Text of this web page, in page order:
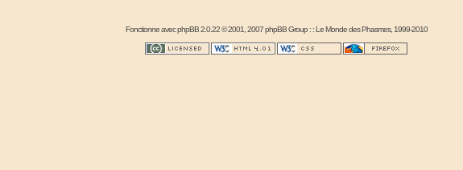
Fonctionne avecphpBB2.0.22 © 2001, 2007 phpBB Group : :Le Monde des Phasmes, 1999-2010